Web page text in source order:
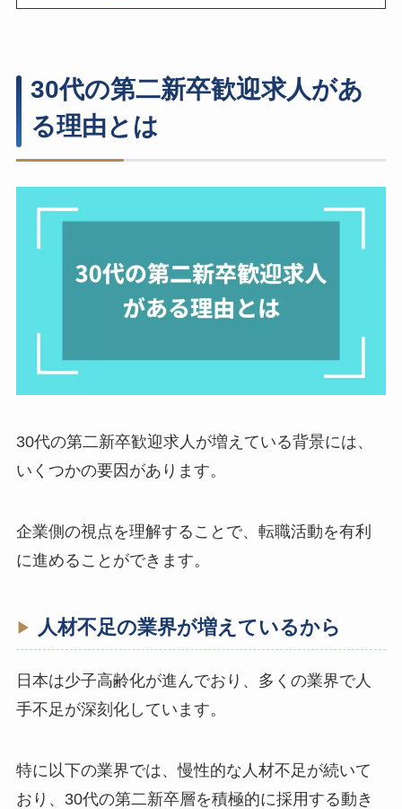
30代の第二新卒歓迎求人があ
る理由とは
30代の第二新卒歓迎求人が増えている背景には、
いくつかの要因があります。
企業側の視点を理解することで、転職活動を有利
に進めることができます。
人材不足の業界が増えているから
日本は少子高齢化が進んでおり、多くの業界で人
手不足が深刻化しています。
特に以下の業界では、慢性的な人材不足が続いて
おり、30代の第二新卒層を積極的に採用する動き